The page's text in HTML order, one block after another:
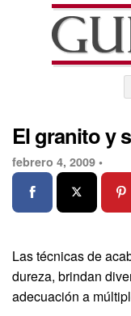
El granito y
febrero 4, 2009 •
Las técnicas de
dureza, brindan
adecuación a